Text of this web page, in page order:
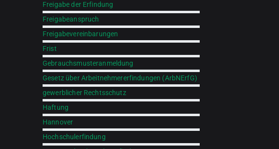
Freigabe der Erfindung
Freigabeanspruch
Freigabevereinbarungen
Frist
Gebrauchsmusteranmeldung
Gesetz über Arbeitnehmererfindungen (ArbNErfG)
gewerblicher Rechtsschutz
Haftung
Hannover
Hochschulerfindung